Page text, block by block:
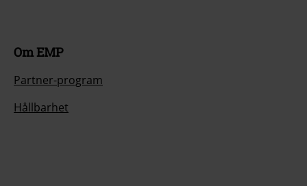
Om EMP
Partner-program
Hållbarhet